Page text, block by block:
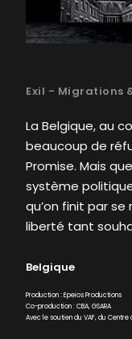
Exil - Migrations
La Belgique, au
beaucoup de
Promise. Mais
système
qu’on finit par se
liberté tant
Belgique
Production : Epeios Productions
Co-production : CBA, GSARA
Avec le soutien du VAF, du